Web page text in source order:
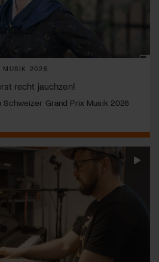
MUSIK 2026
recht jauchzen!
Grand Prix Musik 2026